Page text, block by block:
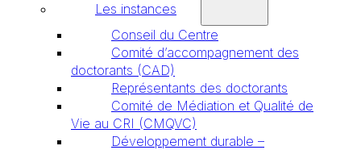
Les instances
Conseil du Centre
Comité d’accompagnement des
doctorants (CAD)
Représentants des doctorants
Comité de Médiation et Qualité de
Vie au CRI (CMQVC)
Développement durable –